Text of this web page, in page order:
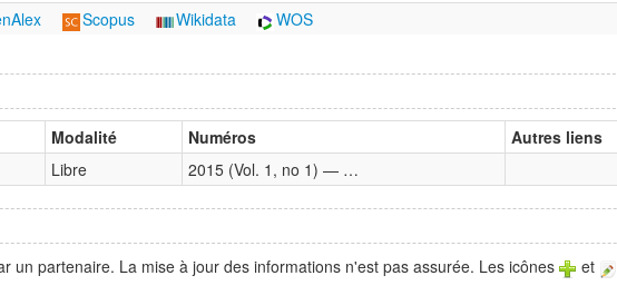
Scopus Wikidata WOS
Modalité Numéros Autres liens
Libre 2015 (Vol. 1, no 1) — …
partenaire. La mise à jour des informations n'est pas assurée. Les icônes et